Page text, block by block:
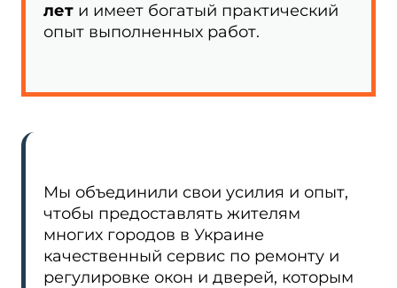
лет и имеет богатый практический
опыт выполненных работ.
Мы объединили свои усилия и опыт,
чтобы предоставлять жителям
многих городов в Украине
качественный сервис по ремонту и
регулировке окон и дверей, которым